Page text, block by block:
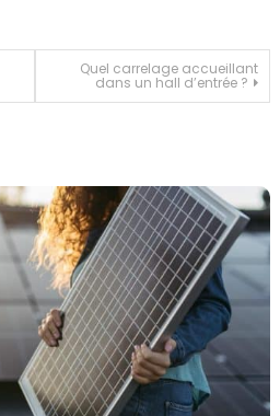
Quel carrelage accueillant
dans un hall d’entrée ?